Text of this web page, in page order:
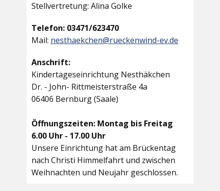
Stellvertretung: Alina Golke
Telefon: 03471/623470
Mail: nesthaekchen@rueckenwind-ev.de
Anschrift:
Kindertageseinrichtung Nesthäkchen
Dr. - John- Rittmeisterstraße 4a
06406 Bernburg (Saale)
Öffnungszeiten: Montag bis Freitag
6.00 Uhr - 17.00 Uhr
Unsere Einrichtung hat am Brückentag
nach Christi Himmelfahrt und zwischen
Weihnachten und Neujahr geschlossen.